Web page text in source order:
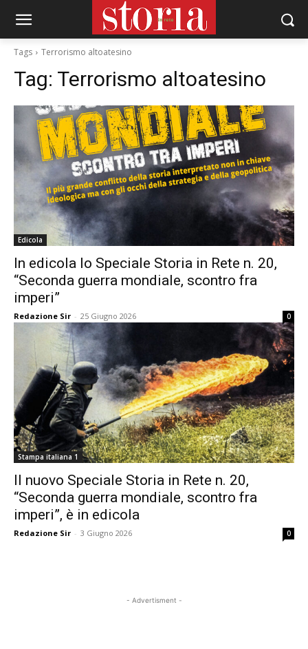
Tags Terrorismo altoatesino
Tag: Terrorismo altoatesino
Edicola
In edicola lo Speciale Storia in Rete n. 20,
“Seconda guerra mondiale, scontro fra
imperi”
Redazione Sir - 25 Giugno 2026 0
Stampa italiana 1
Il nuovo Speciale Storia in Rete n. 20,
“Seconda guerra mondiale, scontro fra
imperi”, è in edicola
Redazione Sir - 3 Giugno 2026 0
- Advertisment -